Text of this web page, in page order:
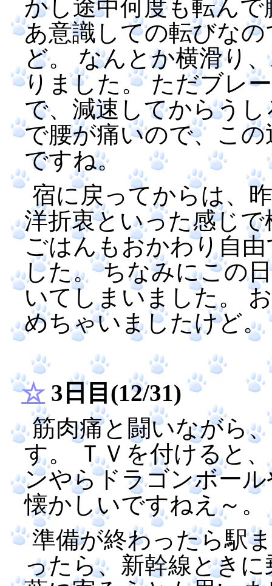
かし途中何度も転ん
あ意識しての転びな
ど。 なんとか横滑り
りました。 ただブレ
で、減速してからう
で腰が痛いので、こ
ですね。
宿に戻ってからは、
洋折衷といった感じ
ごはんもおかわり自
した。 ちなみにこの
いてしまいました。
めちゃいましたけど。
☆3日目(12/31)
筋肉痛と闘いながら
す。 ＴＶを付けると
ンやらドラゴンボー
懐かしいですねえ～。
準備が終わったら駅
ったら、新幹線とき